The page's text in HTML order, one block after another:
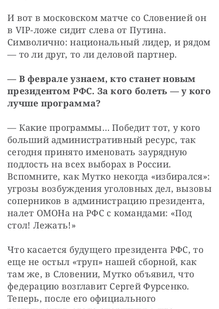
И вот в московском матче со Словенией он
в VIP-ложе сидит слева от Путина.
Символично: национальный лидер, и рядом
— то ли друг, то ли деловой партнер.
— В феврале узнаем, кто станет новым
президентом РФС. За кого болеть — у кого
лучше программа?
— Какие программы… Победит тот, у кого
больший административный ресурс, так
сегодня принято именовать заурядную
подлость на всех выборах в России.
Вспомните, как Мутко некогда «избирался»:
угрозы возбуждения уголовных дел, вызовы
соперников в администрацию президента,
налет ОМОНа на РФС с командами: «Под
стол! Лежать!»
Что касается будущего президента РФС, то
еще не остыл «труп» нашей сборной, как
там же, в Словении, Мутко объявил, что
федерацию возглавит Сергей Фурсенко.
Теперь, после его официального